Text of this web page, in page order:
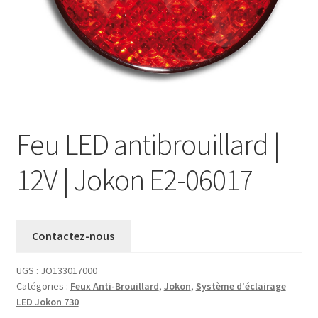
Validation de la commande
Feu LED antibrouillard |
12V | Jokon E2-06017
Contactez-nous
UGS : JO133017000
Catégories : Feux Anti-Brouillard, Jokon, Système d'éclairage
LED Jokon 730